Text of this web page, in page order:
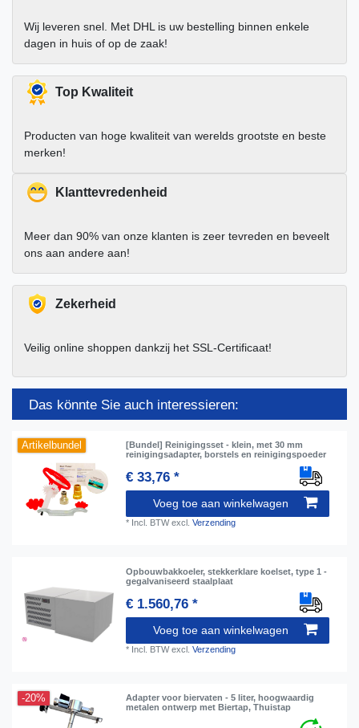
Wij leveren snel. Met DHL is uw bestelling binnen enkele
dagen in huis of op de zaak!
Top Kwaliteit
Producten van hoge kwaliteit van werelds grootste en beste
merken!
Klanttevredenheid
Meer dan 90% van onze klanten is zeer tevreden en beveelt
ons aan andere aan!
Zekerheid
Veilig online shoppen dankzij het SSL-Certificaat!
Das könnte Sie auch interessieren:
Artikelbundel
[Bundel] Reinigingsset - klein, met 30 mm
reinigingsadapter, borstels en reinigingspoeder
€ 33,76 *
Voeg toe aan winkelwagen
* Incl. BTWexcl.Verzending
Opbouwbakkoeler, stekkerklare koelset, type 1 -
gegalvaniseerd staalplaat
€ 1.560,76 *
Voeg toe aan winkelwagen
* Incl. BTWexcl.Verzending
-20%
Adapter voor biervaten - 5 liter, hoogwaardig
metalen ontwerp met Biertap, Thuistap